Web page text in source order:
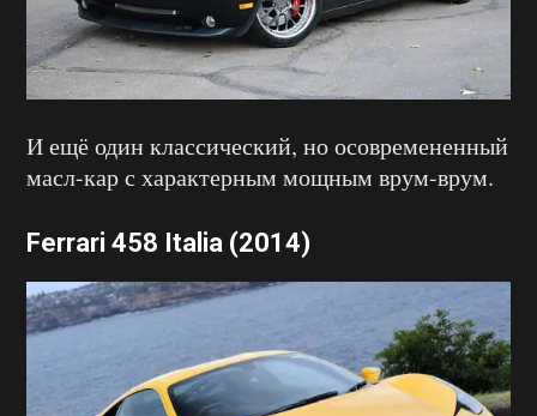
И ещё один классический, но осовремененный
масл-кар с характерным мощным врум-врум.
Ferrari 458 Italia (2014)